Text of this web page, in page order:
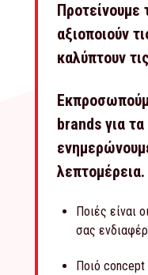
αξιοποιούν
καλύπτουν
brands για
λεπτομέρεια.
Ποιές είναι
σας
Ποιό concept